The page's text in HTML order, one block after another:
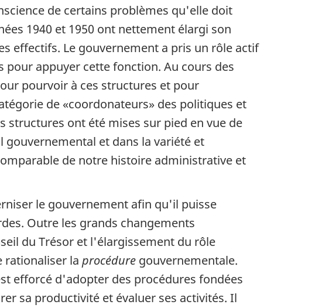
de certains problèmes qu'elle doit
1940 et 1950 ont nettement élargi son
effectifs. Le gouvernement a pris un rôle actif
appuyer cette fonction. Au cours des
pourvoir à ces structures et pour
de «coordonateurs» des politiques et
structures ont été mises sur pied en vue de
et dans la variété et
de notre histoire administrative et
le gouvernement afin qu'il puisse
Outre les grands changements
du Trésor et l'élargissement du rôle
rationaliser la procédure gouvernementale.
efforcé d'adopter des procédures fondées
sa productivité et évaluer ses activités. Il